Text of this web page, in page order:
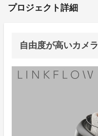
プロジェクト詳細
自由度が高いカメラ